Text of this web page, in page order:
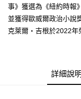
事》獲選為《紐約時報
並獲得歐威爾政治小說
克萊爾‧吉根於2022年
詳細說明